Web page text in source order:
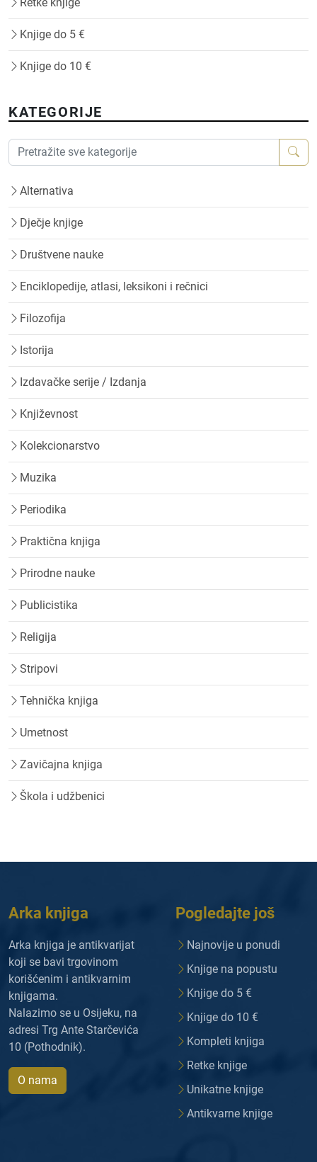
Knjige do 5 €
Knjige do 10 €
KATEGORIJE
Alternativa
Dječje knjige
Društvene nauke
Enciklopedije, atlasi, leksikoni i rečnici
Filozofija
Istorija
Izdavačke serije / Izdanja
Književnost
Kolekcionarstvo
Muzika
Periodika
Praktična knjiga
Prirodne nauke
Publicistika
Religija
Stripovi
Tehnička knjiga
Umetnost
Zavičajna knjiga
Škola i udžbenici
Arka knjiga
Arka knjiga je antikvarijat
koji se bavi trgovinom
korišćenim i antikvarnim
knjigama.
Nalazimo se u Osijeku, na
adresi Trg Ante Starčevića
10 (Pothodnik).
O nama
Pogledajte još
Najnovije u ponudi
Knjige na popustu
Knjige do 5 €
Knjige do 10 €
Kompleti knjiga
Retke knjige
Unikatne knjige
Antikvarne knjige